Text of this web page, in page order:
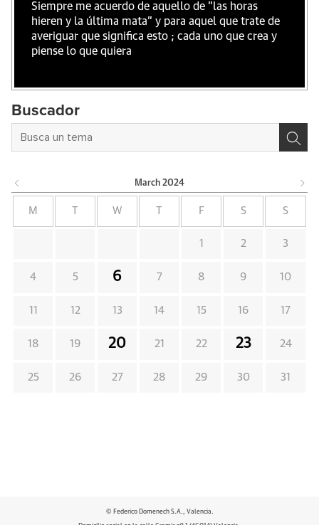
Siempre me acuerdo de aquello de "las horas
hieren y la última mata" y para aquel que trate de
averiguar que significa esto ; cada uno que crea y
piense lo que quiera
Buscador
March 2024
M W F S S
1 2 3
4 5 6 7 8 9 10
11 12 13 14 15 16 17
18 19 20 21 22 23 24
25 26 27 28 29 30 31
© Federico Domenech S.A., Valencia.